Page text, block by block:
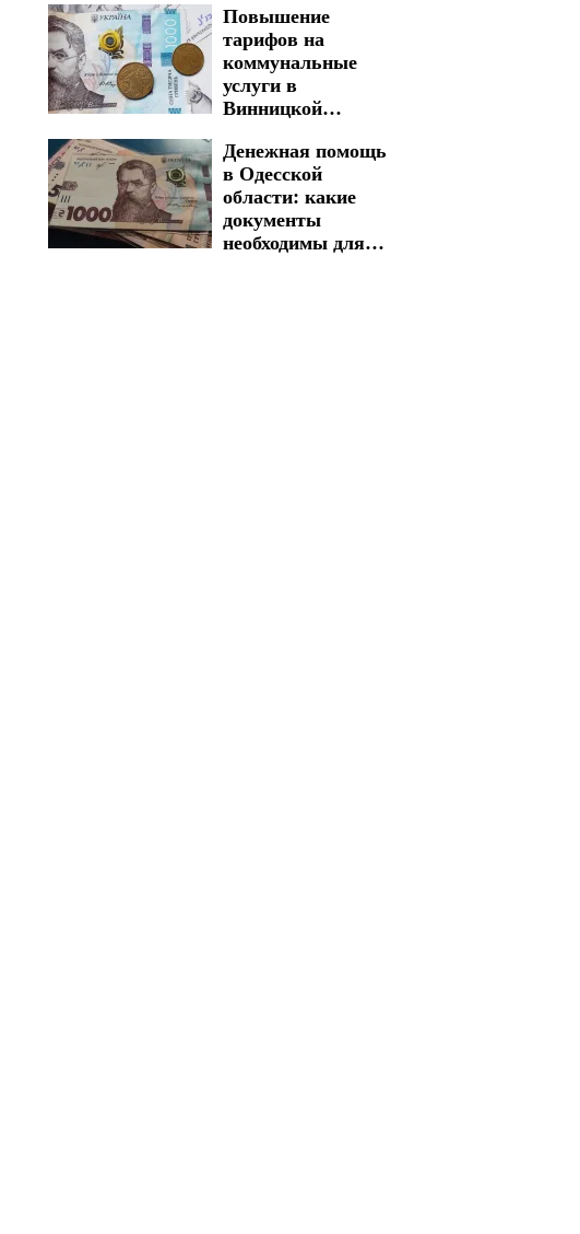
в Запорожье на 7
августа
Повышение
тарифов на
коммунальные
услуги в
Винницкой
могут взлететь
почти в два раза
Денежная помощь
в Одесской
области: какие
документы
необходимы для